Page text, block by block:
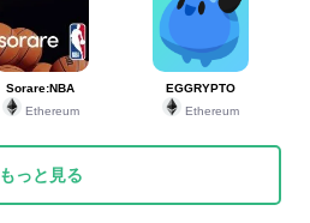
Sorare:NBA
Ethereum
EGGRYPTO
Ethereum
もっと見る